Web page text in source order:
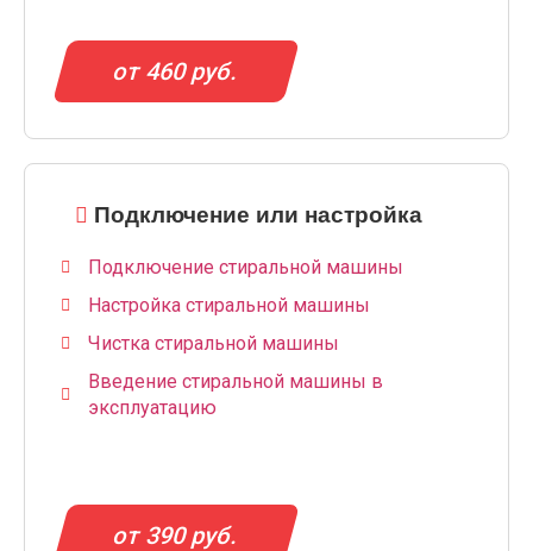
от 460 руб.
Подключение или настройка
Подключение стиральной машины
Настройка стиральной машины
Чистка стиральной машины
Введение стиральной машины в
эксплуатацию
от 390 руб.